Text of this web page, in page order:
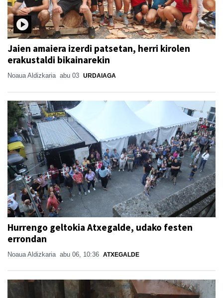
Jaien amaiera izerdi patsetan, herri kirolen
erakustaldi bikainarekin
Noaua Aldizkaria abu 03 URDAIAGA
Hurrengo geltokia Atxegalde, udako festen
errondan
Noaua Aldizkaria abu 06, 10:36 ATXEGALDE